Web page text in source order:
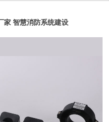
家 智慧消防系统建设